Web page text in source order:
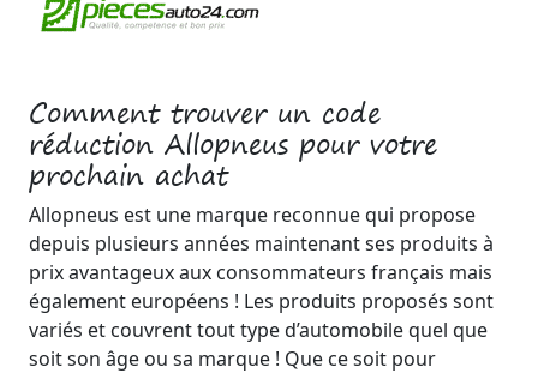
Comment trouver un code
réduction Allopneus pour votre
prochain achat
Allopneus est une marque reconnue qui propose
depuis plusieurs années maintenant ses produits à
prix avantageux aux consommateurs français mais
également européens ! Les produits proposés sont
variés et couvrent tout type d’automobile quel que
soit son âge ou sa marque ! Que ce soit pour